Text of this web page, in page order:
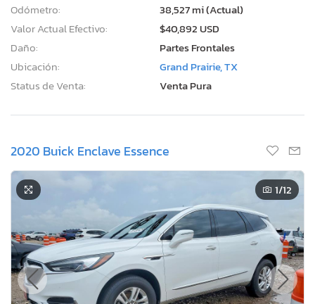
Odómetro:
38,527 mi (Actual)
Valor Actual Efectivo:
$40,892 USD
Daño:
Partes Frontales
Ubicación:
Grand Prairie, TX
Status de Venta:
Venta Pura
2020 Buick Enclave Essence
1/12